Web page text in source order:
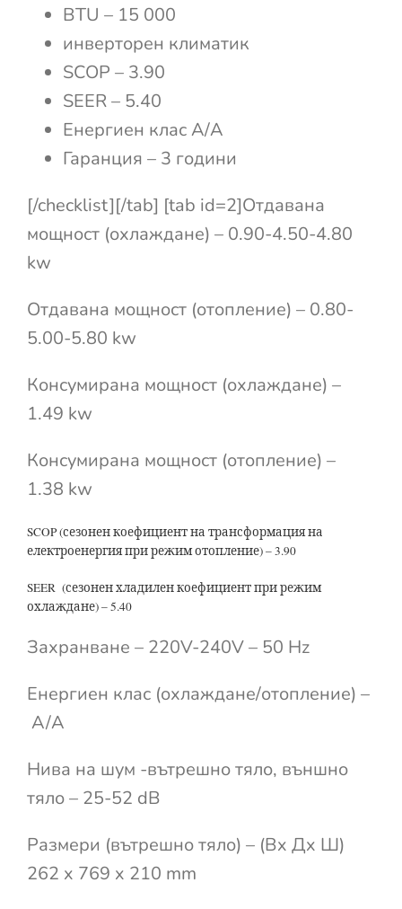
BTU – 15 000
инверторен климатик
SCOP – 3.90
SEER – 5.40
Енергиен клас А/А
Гаранция – 3 години
[/checklist][/tab] [tab id=2]Отдавана
мощност (охлаждане) – 0.90-4.50-4.80
kw
Отдавана мощност (отопление) – 0.80-
5.00-5.80 kw
Консумирана мощност (охлаждане) –
1.49 kw
Консумирана мощност (отопление) –
1.38 kw
SCOP (сезонен коефициент на трансформация на
електроенергия при режим отопление) – 3.90
SEER (сезонен хладилен коефициент при режим
охлаждане) – 5.40
Захранване – 220V-240V – 50 Hz
Енергиен клас (охлаждане/отопление) –
A/A
Нива на шум -вътрешно тяло, външно
тяло – 25-52 dB
Размери (вътрешно тяло) – (Вx Дx Ш)
262 x 769 x 210 mm